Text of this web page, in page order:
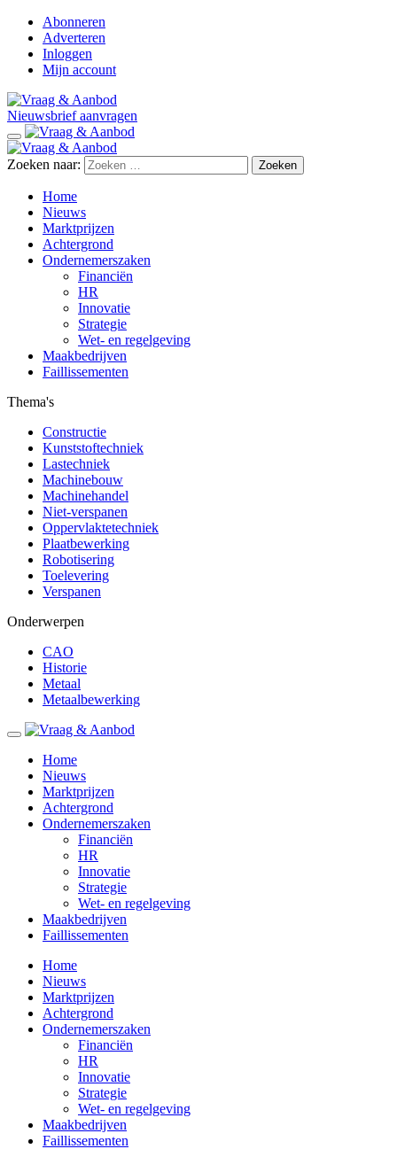
Abonneren
Adverteren
Inloggen
Mijn account
Nieuwsbrief aanvragen
Zoeken naar:
Home
Nieuws
Marktprijzen
Achtergrond
Ondernemerszaken
Financiën
HR
Innovatie
Strategie
Wet- en regelgeving
Maakbedrijven
Faillissementen
Thema's
Constructie
Kunststoftechniek
Lastechniek
Machinebouw
Machinehandel
Niet-verspanen
Oppervlaktetechniek
Plaatbewerking
Robotisering
Toelevering
Verspanen
Onderwerpen
CAO
Historie
Metaal
Metaalbewerking
Home
Nieuws
Marktprijzen
Achtergrond
Ondernemerszaken
Financiën
HR
Innovatie
Strategie
Wet- en regelgeving
Maakbedrijven
Faillissementen
Home
Nieuws
Marktprijzen
Achtergrond
Ondernemerszaken
Financiën
HR
Innovatie
Strategie
Wet- en regelgeving
Maakbedrijven
Faillissementen